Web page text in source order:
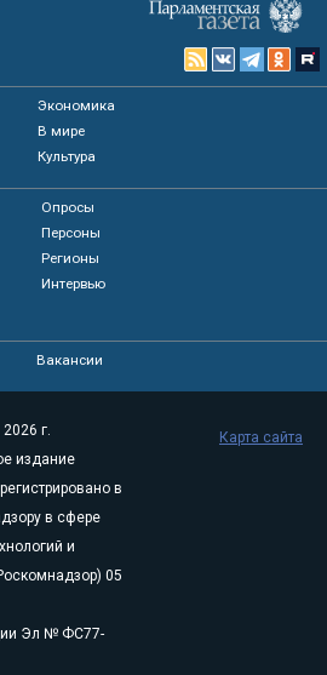
Экономика
В мире
Культура
Опросы
Персоны
Регионы
Интервью
Вакансии
г.
издание
в
в сфере
и
05
Эл № ФС77-
Карта сайта